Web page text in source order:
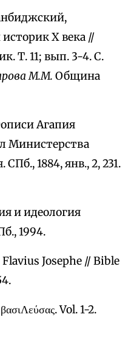
X века //
Т. 11; вып. 3-4. С.
М.М. Община
Агапия
Министерства
1884, янв., 2, 231.
и идеология
1994.
Flavius Josephe // Bible
Vol. 1-2.